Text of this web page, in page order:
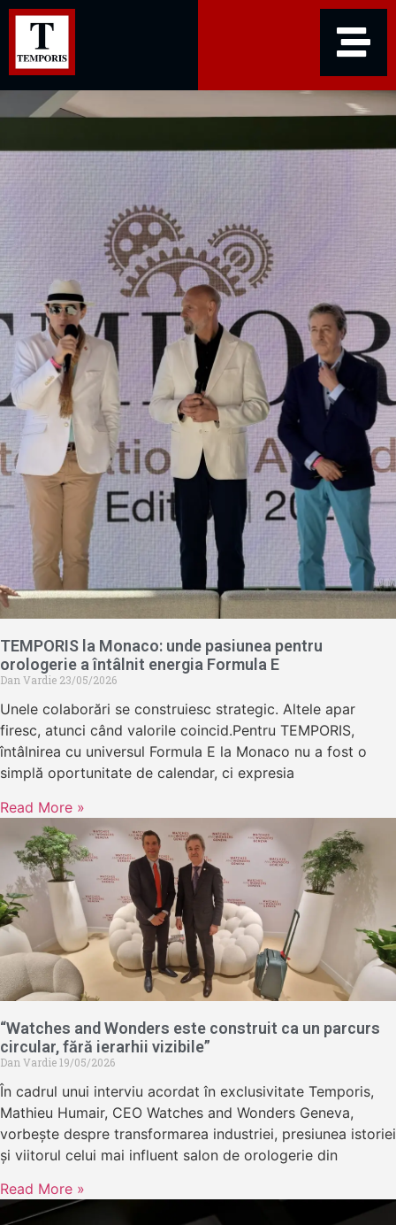
TEMPORIS la Monaco: unde pasiunea pentru
orologerie a întâlnit energia Formula E
Dan Vardie 23/05/2026
Unele colaborări se construiesc strategic. Altele apar
firesc, atunci când valorile coincid.Pentru TEMPORIS,
întâlnirea cu universul Formula E la Monaco nu a fost o
simplă oportunitate de calendar, ci expresia
Read More »
“Watches and Wonders este construit ca un parcurs
circular, fără ierarhii vizibile”
Dan Vardie19/05/2026
În cadrul unui interviu acordat în exclusivitate Temporis,
Mathieu Humair, CEO Watches and Wonders Geneva,
vorbește despre transformarea industriei, presiunea istoriei
și viitorul celui mai influent salon de orologerie din
Read More »